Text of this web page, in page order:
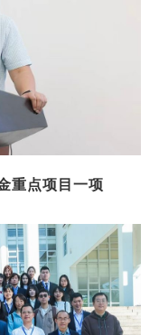
重点项目一项